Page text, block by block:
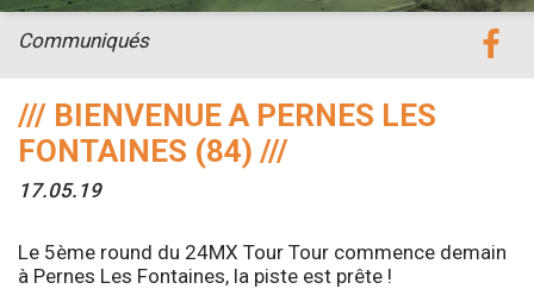
/// BIENVENUE A PERNES LES
FONTAINES (84) ///
17.05.19
Communiqués
Le 5ème round du 24MX Tour Tour commence demain
à Pernes Les Fontaines, la piste est prête !